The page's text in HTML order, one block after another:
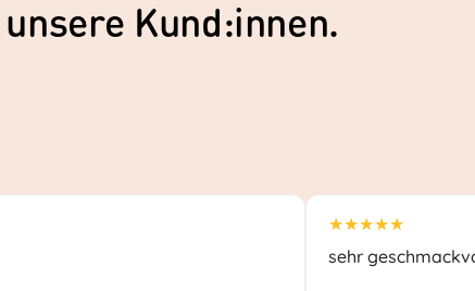
Kund:innen.
★★★★★
sehr